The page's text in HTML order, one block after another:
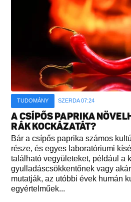
TUDOMÁNY SZERDA 07:24
A CSÍPŐS PAPRIKA
RÁK KOCKÁZATÁT?
Bár a csípős paprika számos
része, és egyes laboratóriumi
található vegyületeket, például a
gyulladáscsökkentőnek vagy
mutatják, az utóbbi évek humán
egyértelműek...